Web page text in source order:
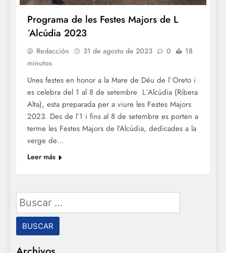
Programa de les Festes Majors de L
´Alcúdia 2023
Redacción 31 de agosto de 2023 0
18
minutos
Unes festes en honor a la Mare de Déu de l´Oreto i
es celebra del 1 al 8 de setembre L´Alcúdia (Ribera
Alta), esta preparada per a viure les Festes Majors
2023. Des de l’1 i fins al 8 de setembre es porten a
terme les Festes Majors de l’Alcúdia, dedicades a la
verge de…
Leer más
Buscar: